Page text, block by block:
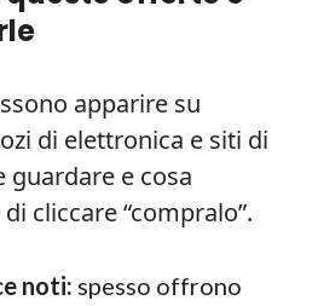
apparire su
di elettronica e siti di
guardare e cosa
cliccare “compralo”.
noti: spesso offrono